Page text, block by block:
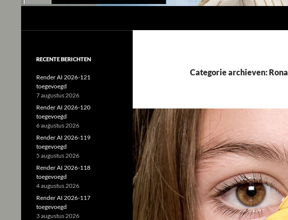
Categorie archieven: Rona
RECENTE BERICHTEN
Render AI 2026-121
toegevoegd
7 augustus 2026
Render AI 2026-120
toegevoegd
6 augustus 2026
Render AI 2026-119
toegevoegd
5 augustus 2026
Render AI 2026-118
toegevoegd
4 augustus 2026
Render AI 2026-117
toegevoegd
3 augustus 2026